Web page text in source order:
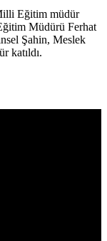
Eğitim müdür
Müdürü Ferhat
Şahin, Meslek
katıldı.